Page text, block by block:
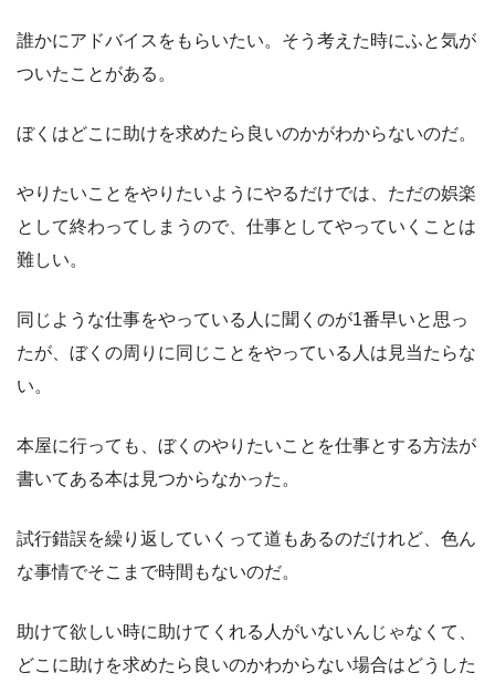
誰かにアドバイスをもらいたい。そう考えた時にふと気が
ついたことがある。
ぼくはどこに助けを求めたら良いのかがわからないのだ。
やりたいことをやりたいようにやるだけでは、ただの娯楽
として終わってしまうので、仕事としてやっていくことは
難しい。
同じような仕事をやっている人に聞くのが1番早いと思っ
たが、ぼくの周りに同じことをやっている人は見当たらな
い。
本屋に行っても、ぼくのやりたいことを仕事とする方法が
書いてある本は見つからなかった。
試行錯誤を繰り返していくって道もあるのだけれど、色ん
な事情でそこまで時間もないのだ。
助けて欲しい時に助けてくれる人がいないんじゃなくて、
どこに助けを求めたら良いのかわからない場合はどうした